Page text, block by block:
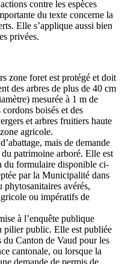
contre les espèces
du texte concerne la
Elle s’applique aussi bien
privées.
zone foret est protégé et doit
des arbres de plus de 40 cm
mesurée à 1 m de
cordons boisés et des
et arbres fruitiers haute
agricole.
mais de demande
patrimoine arboré. Elle est
du formulaire disponible ci-
par la Municipalité dans
phytosanitaires avérés,
ou impératifs de
à l’enquête publique
pilier public. Elle est publiée
Canton de Vaud pour les
cantonale, ou lorsque la
demande de permis de